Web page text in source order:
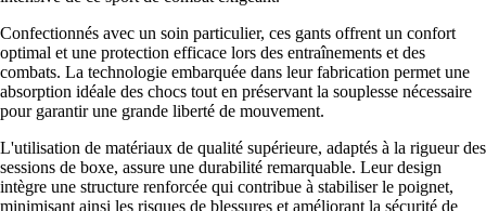
Confectionnés avec un soin particulier, ces gants offrent un confort
optimal et une protection efficace lors des entraînements et des
combats. La technologie embarquée dans leur fabrication permet une
absorption idéale des chocs tout en préservant la souplesse nécessaire
pour garantir une grande liberté de mouvement.
L'utilisation de matériaux de qualité supérieure, adaptés à la rigueur des
sessions de boxe, assure une durabilité remarquable. Leur design
intègre une structure renforcée qui contribue à stabiliser le poignet,
minimisant ainsi les risques de blessures et améliorant la sécurité de